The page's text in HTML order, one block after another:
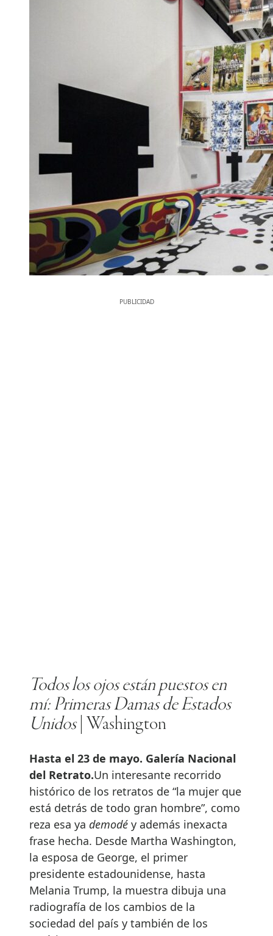
Todos los ojos están puestos en
mí: Primeras Damas de Estados
Unidos| Washington
Hasta el 23 de mayo. Galería Nacional
del Retrato.Un interesante recorrido
histórico de los retratos de “la mujer que
está detrás de todo gran hombre”, como
reza esa ya demodé y además inexacta
frase hecha. Desde Martha Washington,
la esposa de George, el primer
presidente estadounidense, hasta
Melania Trump, la muestra dibuja una
radiografía de los cambios de la
sociedad del país y también de los